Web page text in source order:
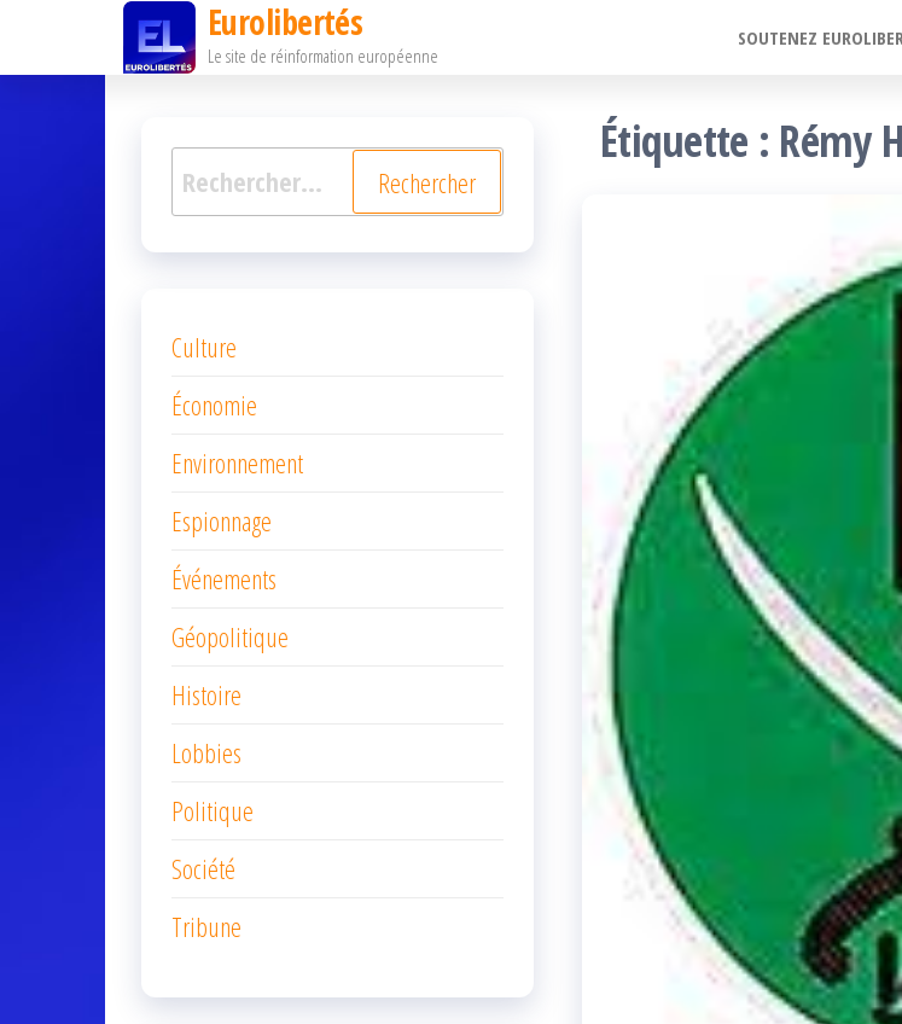
ce
Eurolibertés
Le site de réinformation européenne
SOUTENEZ
Étiquette : Rémy
Rechercher :
Culture
Économie
Environnement
Espionnage
Événements
Géopolitique
Histoire
Lobbies
Politique
Société
Tribune